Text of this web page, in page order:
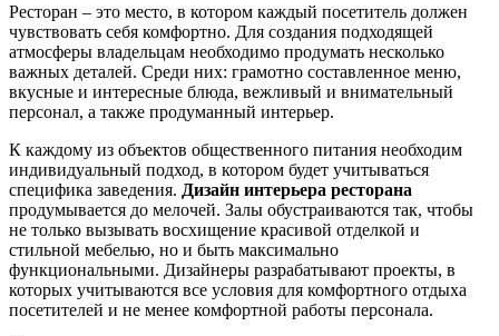
Ресторан – это место, в котором каждый посетитель должен
чувствовать себя комфортно. Для создания подходящей
атмосферы владельцам необходимо продумать несколько
важных деталей. Среди них: грамотно составленное меню,
вкусные и интересные блюда, вежливый и внимательный
персонал, а также продуманный интерьер.
К каждому из объектов общественного питания необходим
индивидуальный подход, в котором будет учитываться
специфика заведения. Дизайн интерьера ресторана
продумывается до мелочей. Залы обустраиваются так, чтобы
не только вызывать восхищение красивой отделкой и
стильной мебелью, но и быть максимально
функциональными. Дизайнеры разрабатывают проекты, в
которых учитываются все условия для комфортного отдыха
посетителей и не менее комфортной работы персонала.